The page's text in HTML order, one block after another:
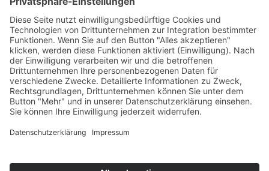
Pro Speed Hockenheimring
Pro Speed Brünn
Pro Speed Most
BMW Endurotraining Hechlingen
Fahrwerkstuning Wilbers
Kathi Bräu
20 Jahre BMW-GS-Modelle
Sitemap
Impressum
Kontakt
Datenschutzerklärung